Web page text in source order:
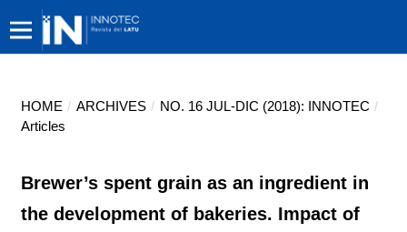
HOME / ARCHIVES / NO. 16 JUL-DIC (2018): INNOTEC /
Articles
Brewer’s spent grain as an ingredient in
the development of bakeries. Impact of